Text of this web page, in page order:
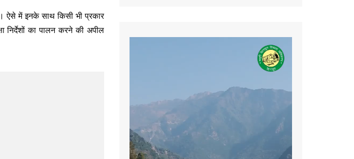
ऐसे में इनके साथ किसी भी प्रकार
निर्देशों का पालन करने की अपील